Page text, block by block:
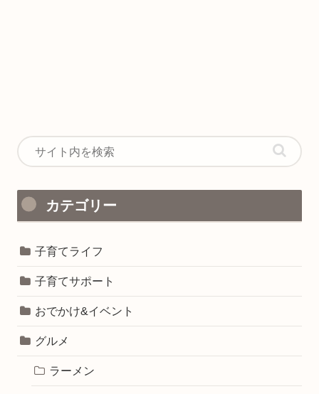
カテゴリー
子育てライフ
子育てサポート
おでかけ&イベント
グルメ
ラーメン